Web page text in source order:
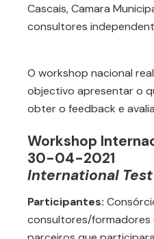
Cascais, Camara
consultores
O workshop nacional
objectivo apresentar o
obter o feedback e
Workshop
30-04-2021
International
Participantes:
consultores/formadores